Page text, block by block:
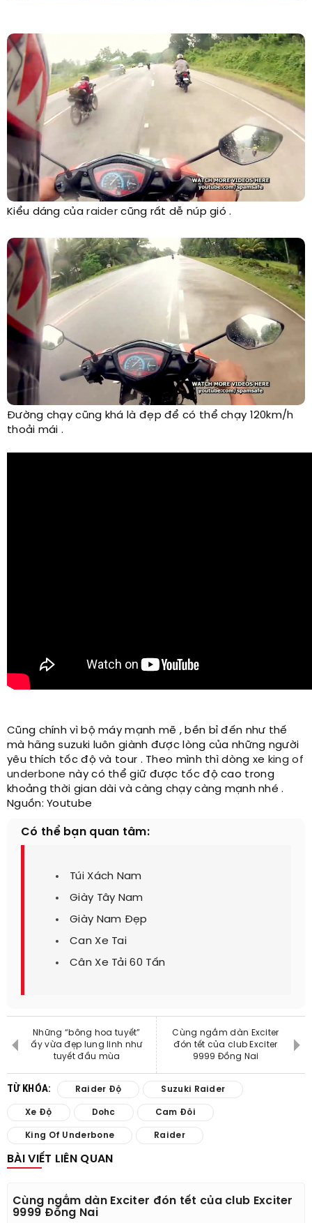
Kiểu dáng củaraider cũng rất dễ núp gió .
Đường chạy cũng khá là đẹp để có thể chạy 120km/h
thoải mái .
Cũng chính vì bộ máy mạnh mẽ , bền bỉ đến như thế
mà hãng suzuki luôn giành được lòng của những người
yêu thích tốc độ và tour . Theo mình thì dòng xe king of
underbone này có thể giữ được tốc độ cao trong
khoảng thời gian dài và càng chạy càng mạnh nhé .
Nguồn: Youtube​
Có thể bạn quan tâm:
Túi Xách Nam
Giày Tây Nam
Giày Nam Đẹp
Can Xe Tai
Cân Xe Tải 60 Tấn
Những “bông hoa tuyết”
ấy vừa đẹp lung linh như
tuyết đầu mùa
Cùng ngắm dàn Exciter
đón tết của club Exciter
9999 Đồng Nai
TỪ KHÓA: Raider Độ Suzuki Raider
Xe Độ Dohc Cam Đôi
King Of Underbone Raider
BÀI VIẾT LIÊN QUAN
Cùng ngắm dàn Exciter đón tết của club Exciter
9999 Đồng Nai